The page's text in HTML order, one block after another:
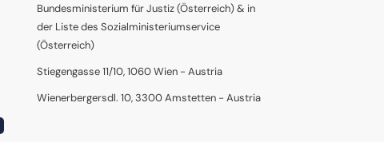
Bundesministerium für Justiz (Österreich) & in
der Liste des Sozialministeriumservice
(Österreich)
Stiegengasse 11/10, 1060 Wien - Austria
Wienerbergersdl. 10, 3300 Amstetten - Austria